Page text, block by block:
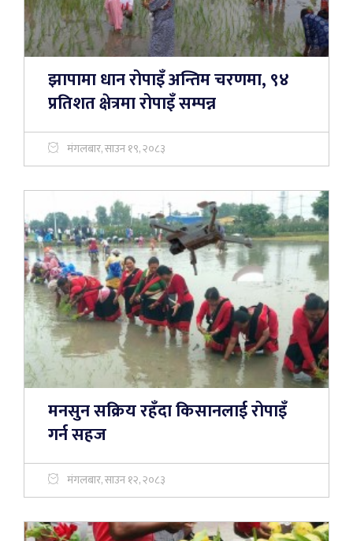
झापामा धान रोपाइँ अन्तिम चरणमा, ९४
प्रतिशत क्षेत्रमा रोपाइँ सम्पन्न
मंगलबार, साउन १९, २०८३
मनसुन सक्रिय रहँदा किसानलाई रोपाइँ
गर्न सहज
मंगलबार, साउन १२, २०८३